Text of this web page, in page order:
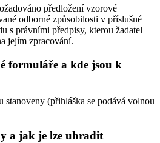
předložení vzorové
odborné způsobilosti v příslušné
s právními předpisy, kterou žadatel
jejím zpracování.
formuláře a kde jsou k
stanoveny (přihláška se podává volnou
a jak je lze uhradit